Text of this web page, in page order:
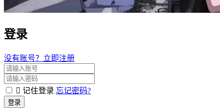
登录
没有账号？立即注册
记住登录 忘记密码?
登录